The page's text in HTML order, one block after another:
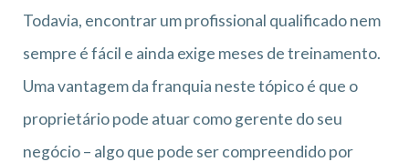
Todavia, encontrar um profissional qualificado nem
sempre é fácil e ainda exige meses de treinamento.
Uma vantagem da franquia neste tópico é que o
proprietário pode atuar como gerente do seu
negócio – algo que pode ser compreendido por